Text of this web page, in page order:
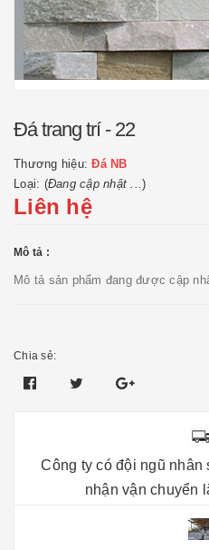
Đá trang trí - 22
Thương hiệu:Đá NB
Loại: (Đang cập nhật ...)
Liên hệ
Mô tả :
Mô tả sản phẩm đang được cập
Chia sẻ:
Công ty có đội ngũ nhân
nhận vận chuyển